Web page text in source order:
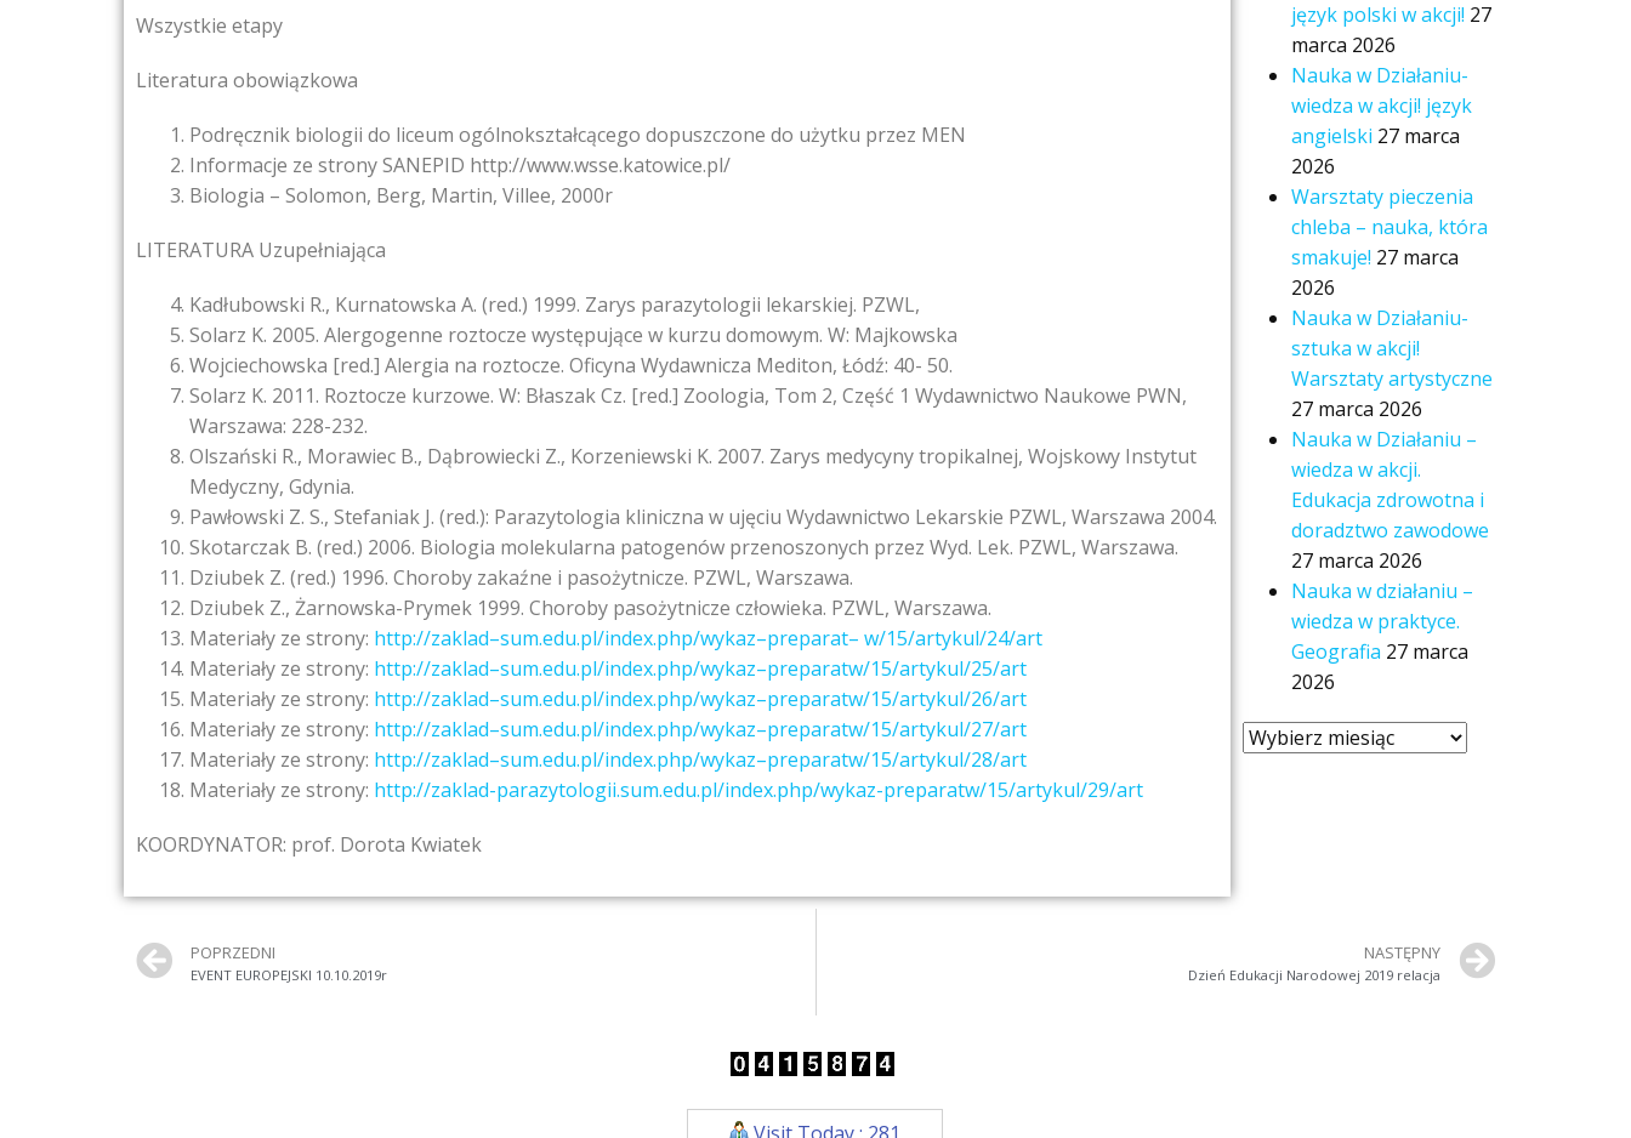
Wszystkie etapy
Literatura obowiązkowa
Podręcznik biologii do liceum ogólnokształcącego dopuszczone do użytku przez MEN
Informacje ze strony SANEPID http://www.wsse.katowice.pl/
Biologia – Solomon, Berg, Martin, Villee, 2000r
LITERATURA Uzupełniająca
Kadłubowski R., Kurnatowska A. (red.) 1999. Zarys parazytologii lekarskiej. PZWL,
Solarz K. 2005. Alergogenne roztocze występujące w kurzu domowym. W: Majkowska
Wojciechowska [red.] Alergia na roztocze. Oficyna Wydawnicza Mediton, Łódź: 40- 50.
Solarz K. 2011. Roztocze kurzowe. W: Błaszak Cz. [red.] Zoologia, Tom 2, Część 1 Wydawnictwo Naukowe PWN,
Warszawa: 228-232.
Olszański R., Morawiec B., Dąbrowiecki Z., Korzeniewski K. 2007. Zarys medycyny tropikalnej, Wojskowy Instytut
Medyczny, Gdynia.
Pawłowski Z. S., Stefaniak J. (red.): Parazytologia kliniczna w ujęciu Wydawnictwo Lekarskie PZWL, Warszawa 2004.
Skotarczak B. (red.) 2006. Biologia molekularna patogenów przenoszonych przez Wyd. Lek. PZWL, Warszawa.
Dziubek Z. (red.) 1996. Choroby zakaźne i pasożytnicze. PZWL, Warszawa.
Dziubek Z., Żarnowska-Prymek 1999. Choroby pasożytnicze człowieka. PZWL, Warszawa.
Materiały ze strony: http://zaklad–sum.edu.pl/index.php/wykaz–preparat– w/15/artykul/24/art
Materiały ze strony: http://zaklad–sum.edu.pl/index.php/wykaz–preparatw/15/artykul/25/art
Materiały ze strony: http://zaklad–sum.edu.pl/index.php/wykaz–preparatw/15/artykul/26/art
Materiały ze strony: http://zaklad–sum.edu.pl/index.php/wykaz–preparatw/15/artykul/27/art
Materiały ze strony: http://zaklad–sum.edu.pl/index.php/wykaz–preparatw/15/artykul/28/art
Materiały ze strony: http://zaklad-parazytologii.sum.edu.pl/index.php/wykaz-preparatw/15/artykul/29/art
KOORDYNATOR: prof. Dorota Kwiatek
język polski w akcji! 27
marca 2026
Nauka w Działaniu-
wiedza w akcji! język
angielski 27 marca
2026
Warsztaty pieczenia
chleba – nauka, która
smakuje! 27 marca
2026
Nauka w Działaniu-
sztuka w akcji!
Warsztaty artystyczne
27 marca 2026
Nauka w Działaniu –
wiedza w akcji.
Edukacja zdrowotna i
doradztwo zawodowe
27 marca 2026
Nauka w działaniu –
wiedza w praktyce.
Geografia 27 marca
2026
POPRZEDNI
EVENT EUROPEJSKI 10.10.2019r
NASTĘPNY
Dzień Edukacji Narodowej 2019 relacja